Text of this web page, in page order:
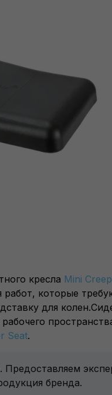
кресла Mini
которые
для
Seat.
Предоставляем
бренда.